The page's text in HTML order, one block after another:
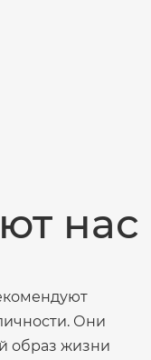
нас
Они
образ жизни